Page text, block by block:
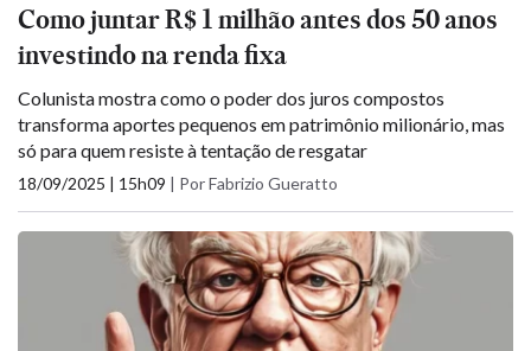
Como juntar R$ 1 milhão antes dos 50 anos
investindo na renda fixa
Colunista mostra como o poder dos juros compostos
transforma aportes pequenos em patrimônio milionário, mas
só para quem resiste à tentação de resgatar
18/09/2025 | 15h09 | Por Fabrizio Gueratto